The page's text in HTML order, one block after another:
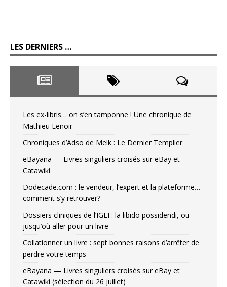
LES DERNIERS …
Les ex-libris… on s’en tamponne ! Une chronique de
Mathieu Lenoir
Chroniques d’Adso de Melk : Le Dernier Templier
eBayana — Livres singuliers croisés sur eBay et
Catawiki
Dodecade.com : le vendeur, l’expert et la plateforme…
comment s’y retrouver?
Dossiers cliniques de l’IGLI : la libido possidendi, ou
jusqu’où aller pour un livre
Collationner un livre : sept bonnes raisons d’arrêter de
perdre votre temps
eBayana — Livres singuliers croisés sur eBay et
Catawiki (sélection du 26 juillet)